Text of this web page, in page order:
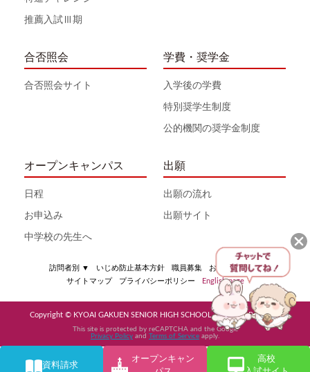
推薦入試Ⅲ期
合否照会
合否照会サイト
学費・奨学金
入学後の学費
特別奨学生制度
公的機関の奨学金制度
オープンキャンパス
日程
お申込み
中学校の先生へ
出願
出願の流れ
出願サイト
訪問者別 ▼ いじめ防止基本方針 職員募集
お問い合わせ
サイトマップ
プライバシーポリシー English page
Copyright © KYOAI GAKUEN SENIOR HIGH SCHOOL All Rights Reserved
This site is protected by reCAPTCHA and the Google
Privacy Policy and Terms of Service apply.
資料請求
オープンキャン
高校